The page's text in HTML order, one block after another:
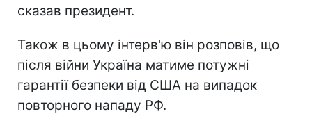
сказав президент.
Також в цьому інтерв'ю він розповів, що
після війни Україна матиме потужні
гарантії безпеки від США на випадок
повторного нападу РФ.